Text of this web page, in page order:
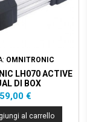
OMNITRONIC
LH070 ACTIVE
DI BOX
Prezzo
59,00 €
al carrello